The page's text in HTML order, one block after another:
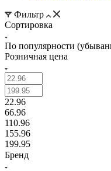
Фильтр
Сортировка
По популярности
Розничная цена
22.96
66.96
110.96
155.96
199.95
Бренд